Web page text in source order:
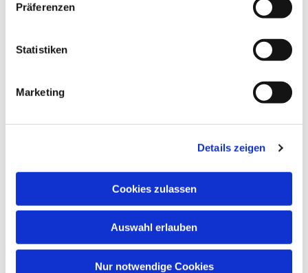
Präferenzen
Statistiken
Marketing
Details zeigen
Cookies zulassen
Auswahl erlauben
Nur notwendige Cookies